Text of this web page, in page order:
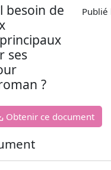
besoin de
ses
?
Obtenir ce document